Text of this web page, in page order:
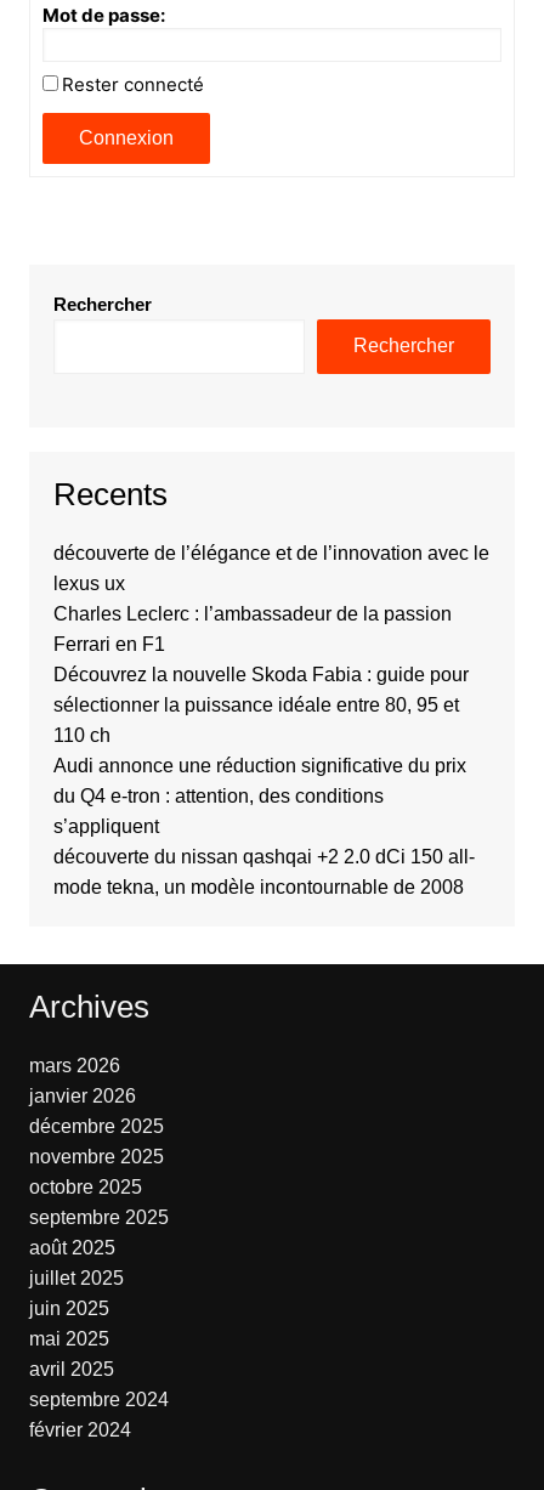
Mot de passe:
Rester connecté
Connexion
Rechercher
Rechercher
Recents
découverte de l’élégance et de l’innovation avec le
lexus ux
Charles Leclerc : l’ambassadeur de la passion
Ferrari en F1
Découvrez la nouvelle Skoda Fabia : guide pour
sélectionner la puissance idéale entre 80, 95 et
110 ch
Audi annonce une réduction significative du prix
du Q4 e-tron : attention, des conditions
s’appliquent
découverte du nissan qashqai +2 2.0 dCi 150 all-
mode tekna, un modèle incontournable de 2008
Archives
mars 2026
janvier 2026
décembre 2025
novembre 2025
octobre 2025
septembre 2025
août 2025
juillet 2025
juin 2025
mai 2025
avril 2025
septembre 2024
février 2024